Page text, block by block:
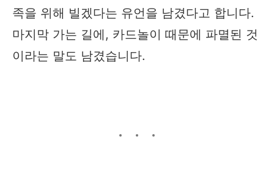
족을 위해 빌겠다는 유언을 남겼다고 합니다.
마지막 가는 길에, 카드놀이 때문에 파멸된 것
이라는 말도 남겼습니다.